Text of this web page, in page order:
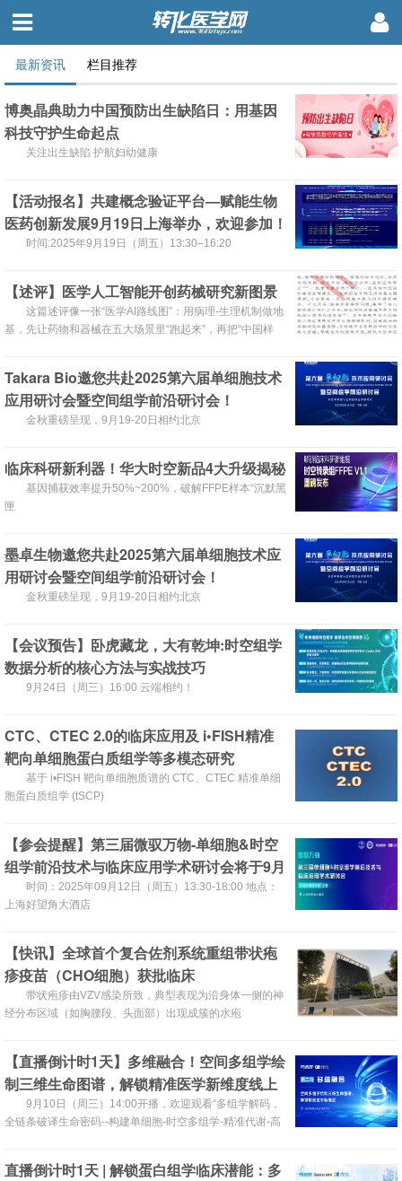
最新资讯 栏目推荐
博奥晶典助力中国预防出生缺陷日：用基因
科技守护生命起点
关注出生缺陷 护航妇幼健康
【活动报名】共建概念验证平台—赋能生物
医药创新发展9月19日上海举办，欢迎参加！
时间:2025年9月19日（周五）13:30–16:20
【述评】医学人工智能开创药械研究新图景
这篇述评像一张“医学AI路线图”：用病理-生理机制做地
基，先让药物和器械在五大场景里“跑起来”，再把“中国样
Takara Bio邀您共赴2025第六届单细胞技术
应用研讨会暨空间组学前沿研讨会！
金秋重磅呈现，9月19-20日相约北京
临床科研新利器！华大时空新品4大升级揭秘
基因捕获效率提升50%~200%，破解FFPE样本“沉默黑
匣
墨卓生物邀您共赴2025第六届单细胞技术应
用研讨会暨空间组学前沿研讨会！
金秋重磅呈现，9月19-20日相约北京
【会议预告】卧虎藏龙，大有乾坤:时空组学
数据分析的核心方法与实战技巧
9月24日（周三）16:00 云端相约！
CTC、CTEC 2.0的临床应用及 i•FISH精准
靶向单细胞蛋白质组学等多模态研究
基于 i•FISH 靶向单细胞质谱的 CTC、CTEC 精准单细
胞蛋白质组学 (tSCP)
【参会提醒】第三届微驭万物-单细胞&时空
组学前沿技术与临床应用学术研讨会将于9月
12日在上海举办，欢迎参加！
时间：2025年09月12日（周五）13:30-18:00 地点：
上海好望角大酒店
【快讯】全球首个复合佐剂系统重组带状疱
疹疫苗（CHO细胞）获批临床
带状疱疹由VZV感染所致，典型表现为沿身体一侧的神
经分布区域（如胸腰段、头面部）出现成簇的水疱
【直播倒计时1天】多维融合！空间多组学绘
制三维生命图谱，解锁精准医学新维度线上
研讨会9月10日开展
9月10日（周三）14:00开播，欢迎观看“多组学解码，
全链条破译生命密码--构建单细胞-时空多组学-精准代谢-高
直播倒计时1天 | 解锁蛋白组学临床潜能：多